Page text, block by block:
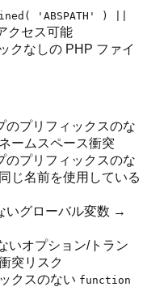
'ABSPATH' ) ||
クセス可能
クなしの PHP ファイ
のプリフィックスのな
ームスペース衝突
のプリフィックスのな
じ名前を使用している
いグローバル変数 →
いオプション/トラン
突リスク
クスのない function